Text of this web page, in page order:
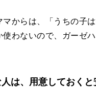
からは、「うちの子
わないので、ガーゼ
は、用意しておくと